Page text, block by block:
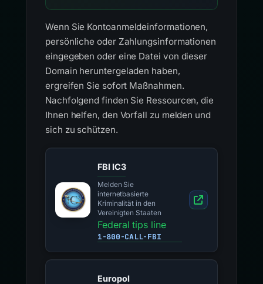
Wenn Sie Kontoanmeldeinformationen,
persönliche oder Zahlungsinformationen
eingegeben oder eine Datei von dieser
Domain heruntergeladen haben,
ergreifen Sie sofort Maßnahmen.
Nachfolgend finden Sie Ressourcen, die
Ihnen helfen, den Vorfall zu melden und
sich zu schützen.
FBI IC3
Melden Sie
internetbasierte
Kriminalität in den
Vereinigten Staaten
Federal tips line
1-800-CALL-FBI
Europol